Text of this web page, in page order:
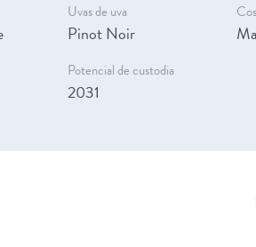
Uvas de uva
Pinot Noir
Potencial de custodia
2031